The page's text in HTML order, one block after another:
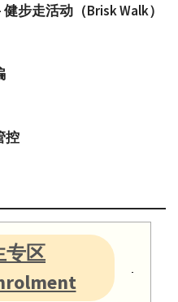
步走活动（Brisk Walk）
控
专区